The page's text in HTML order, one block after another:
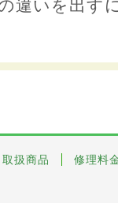
違いを出す
取扱商品 修理料